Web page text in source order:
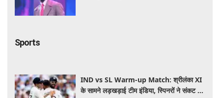
Sports
IND vs SL Warm-up Match: श्रीलंका XI
के सामने लड़खड़ाई टीम इंडिया, स्पिनरों ने संकट में